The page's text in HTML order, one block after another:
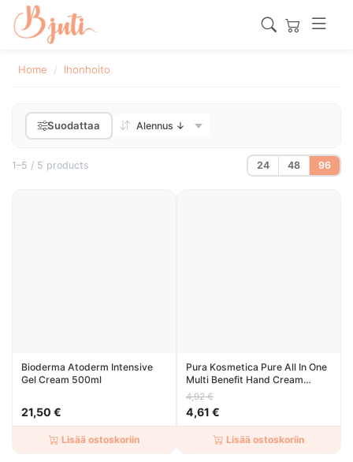
Home Ihonhoito
Suodattaa
1–5 / 5 products 24 48 96
Bioderma Atoderm Intensive
Gel Cream 500ml
21,50 €
Lisää ostoskoriin
Pura Kosmetica Pure All In One
Multi Benefit Hand Cream
100ml
4,92 €
4,61 €
Lisää ostoskoriin